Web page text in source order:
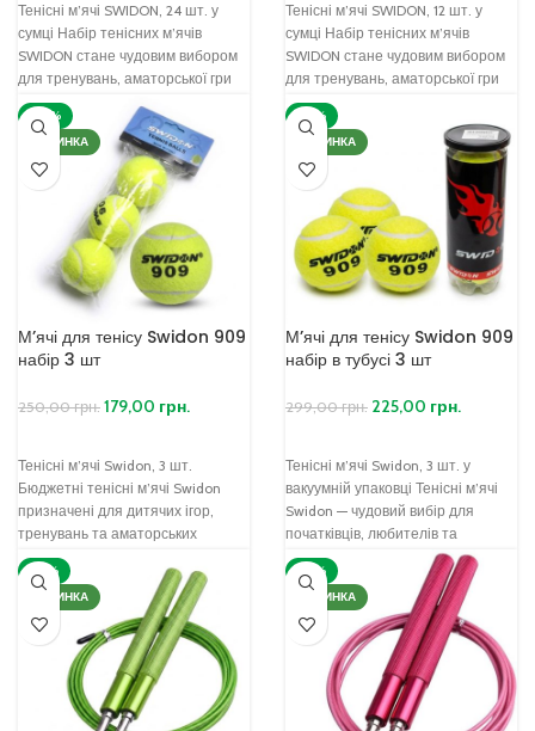
Тенісні м’ячі SWIDON, 24 шт. у
сумці Набір тенісних м’ячів
SWIDON стане чудовим вибором
для тренувань, аматорської гри
та навчання.
Тенісні м’ячі SWIDON, 12 шт. у
сумці Набір тенісних м’ячів
SWIDON стане чудовим вибором
для тренувань, аматорської гри
та навчання.
-28%
НОВИНКА
М’ячі для тенісу Swidon 909
набір 3 шт
250,00грн. 179,00 грн.
Тенісні м’ячі Swidon, 3 шт.
Бюджетні тенісні м’ячі Swidon
призначені для дитячих ігор,
тренувань та аматорських
занять. Завдяки зниженому
внутрішньому
-25%
НОВИНКА
М’ячі для тенісу Swidon 909
набір в тубусі 3 шт
299,00грн. 225,00 грн.
Тенісні м’ячі Swidon, 3 шт. у
вакуумній упаковці Тенісні м’ячі
Swidon — чудовий вибір для
початківців, любителів та
тренувань. Завдяки
-25%
НОВИНКА
-25%
НОВИНКА